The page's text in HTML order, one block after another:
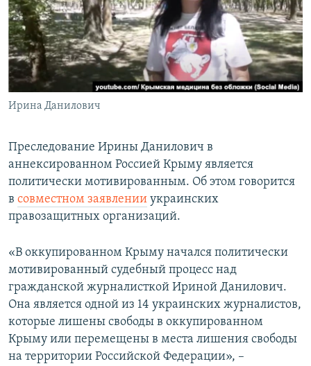
ПОБЕДИТЕЛЕЙ НЕ СУДЯТ?
КРЫМ.НЕПОКОРЕННЫЙ
ELIFBE
УКРАИНСКАЯ ПРОБЛЕМА КРЫМА
ПРИСОЕДИНЯЙТЕСЬ!
Все сайты RFE/RL
Ирина Данилович
Преследование Ирины Данилович в
аннексированном Россией Крыму является
политически мотивированным. Об этом говорится
в совместном заявлении украинских
правозащитных организаций.
«В оккупированном Крыму начался политически
мотивированный судебный процесс над
гражданской журналисткой Ириной Данилович.
Она является одной из 14 украинских журналистов,
которые лишены свободы в оккупированном
Крыму или перемещены в места лишения свободы
на территории Российской Федерации», –